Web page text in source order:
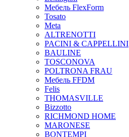
Мебель FlexForm
Tosato
Meta
ALTRENOTTI
PACINI & CAPPELLINI
BAULINE
TOSCONOVA
POLTRONA FRAU
Мебель FFDM
Felis
THOMASVILLE
Bizzotto
RICHMOND HOME
MARONESE
BONTEMPI